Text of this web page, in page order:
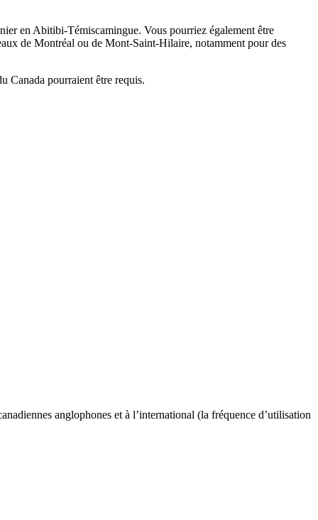
en Abitibi-Témiscamingue. Vous pourriez également être
de Montréal ou de Mont-Saint-Hilaire, notamment pour des
Canada pourraient être requis.
anglophones et à l’international (la fréquence d’utilisation